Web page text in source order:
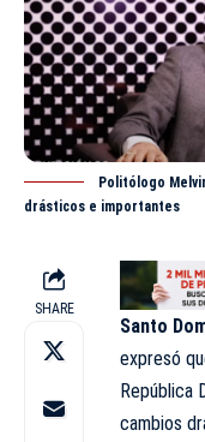
Politólogo
drásticos e importantes
SHARE
Santo
expresó
República
cambios